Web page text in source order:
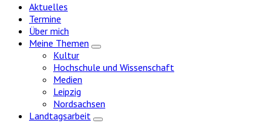
Aktuelles
Termine
Über mich
Meine Themen
Zeige
Kultur
Hochschule und Wissenschaft
Medien
Leipzig
Nordsachsen
Landtagsarbeit